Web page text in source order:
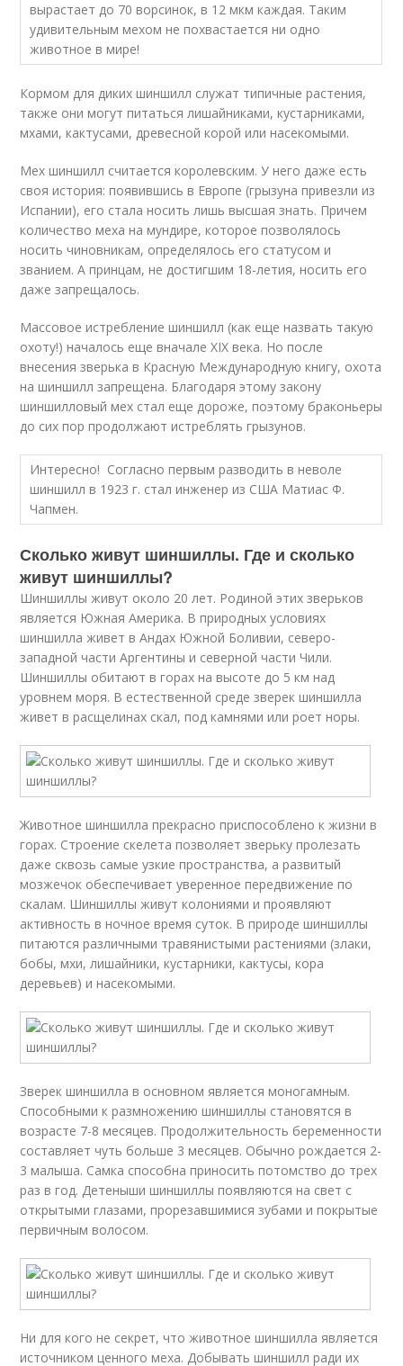
вырастает до 70 ворсинок, в 12 мкм каждая. Таким
удивительным мехом не похвастается ни одно
животное в мире!
Кормом для диких шиншилл служат типичные растения,
также они могут питаться лишайниками, кустарниками,
мхами, кактусами, древесной корой или насекомыми.
Мех шиншилл считается королевским. У него даже есть
своя история: появившись в Европе (грызуна привезли из
Испании), его стала носить лишь высшая знать. Причем
количество меха на мундире, которое позволялось
носить чиновникам, определялось его статусом и
званием. А принцам, не достигшим 18-летия, носить его
даже запрещалось.
Массовое истребление шиншилл (как еще назвать такую
охоту!) началось еще вначале XIX века. Но после
внесения зверька в Красную Международную книгу, охота
на шиншилл запрещена. Благодаря этому закону
шиншилловый мех стал еще дороже, поэтому браконьеры
до сих пор продолжают истреблять грызунов.
Интересно! Согласно первым разводить в неволе
шиншилл в 1923 г. стал инженер из США Матиас Ф.
Чапмен.
Сколько живут шиншиллы. Где и сколько
живут шиншиллы?
Шиншиллы живут около 20 лет. Родиной этих зверьков
является Южная Америка. В природных условиях
шиншилла живет в Андах Южной Боливии, северо-
западной части Аргентины и северной части Чили.
Шиншиллы обитают в горах на высоте до 5 км над
уровнем моря. В естественной среде зверек шиншилла
живет в расщелинах скал, под камнями или роет норы.
Животное шиншилла прекрасно приспособлено к жизни в
горах. Строение скелета позволяет зверьку пролезать
даже сквозь самые узкие пространства, а развитый
мозжечок обеспечивает уверенное передвижение по
скалам. Шиншиллы живут колониями и проявляют
активность в ночное время суток. В природе шиншиллы
питаются различными травянистыми растениями (злаки,
бобы, мхи, лишайники, кустарники, кактусы, кора
деревьев) и насекомыми.
Зверек шиншилла в основном является моногамным.
Способными к размножению шиншиллы становятся в
возрасте 7-8 месяцев. Продолжительность беременности
составляет чуть больше 3 месяцев. Обычно рождается 2-
3 малыша. Самка способна приносить потомство до трех
раз в год. Детеныши шиншиллы появляются на свет с
открытыми глазами, прорезавшимися зубами и покрытые
первичным волосом.
Ни для кого не секрет, что животное шиншилла является
источником ценного меха. Добывать шиншилл ради их